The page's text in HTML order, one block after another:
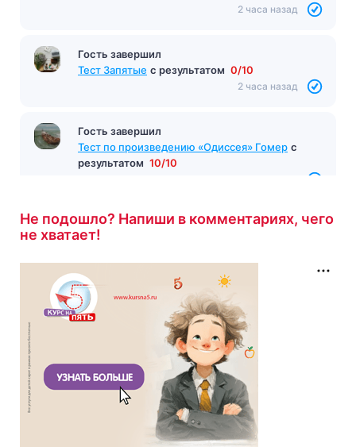
2 часа назад
Гость завершил
Тест Запятые с результатом 0/10
2 часа назад
Гость завершил
Тест по произведению «Одиссея» Гомер с
результатом 10/10
Не подошло? Напиши в комментариях, чего
не хватает!